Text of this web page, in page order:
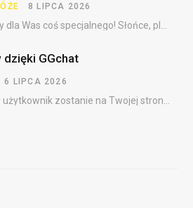
8 LIPCA 2026
GGchat
6 LIPCA 2026